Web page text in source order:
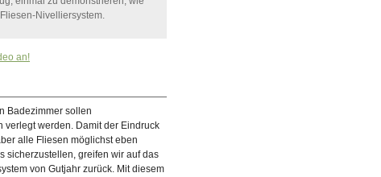
Nivelliersystem.
an!
Badezimmer sollen
verlegt werden. Damit der Eindruck
alle Fliesen möglichst eben
sicherzustellen, greifen wir auf das
von Gutjahr zurück. Mit diesem